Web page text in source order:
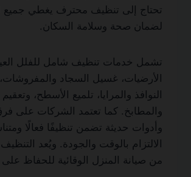
تحتاج إلى تنظيف محترف يغطي جميع
لضمان صحة وسلامة السكان.
تشمل خدمات تنظيف شامل للفلل
الأرضيات، غسيل السجاد
النوافذ والمرايا، تلميع الأسطح،
والمطابخ. كما تعتمد الشركات على
وأدوات حديثة تضمن تنظيفًا فعالًا
الالتزام بالوقت والجودة. ويُعد
من صيانة المنزل الوقائية للحفاظ على